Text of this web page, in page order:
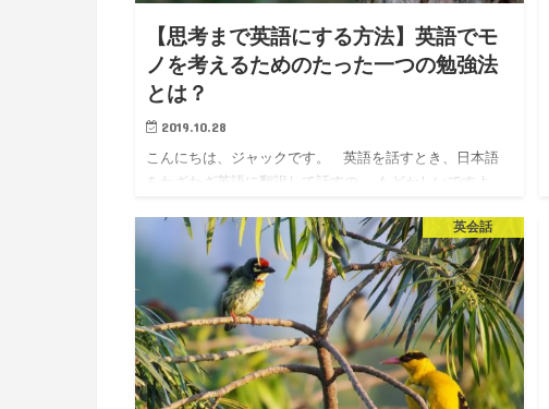
【思考まで英語にする方法】英語でモ
ノを考えるためのたった一つの勉強法
とは？
2019.10.28
こんにちは、ジャックです。 英語を話すとき、日本語
をわざわざ英語に翻訳して話すの、 もどかしいですよ
んだっけ…？」 と考えている…
英会話